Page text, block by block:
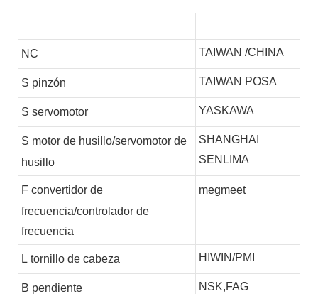
NC TAIWAN /CHINA
S pinzón TAIWAN POSA
S servomotor YASKAWA
S motor de husillo/servomotor de
husillo
SHANGHAI
SENLIMA
F convertidor de
frecuencia/controlador de
frecuencia
megmeet
L tornillo de cabeza HIWIN/PMI
B pendiente NSK,FAG